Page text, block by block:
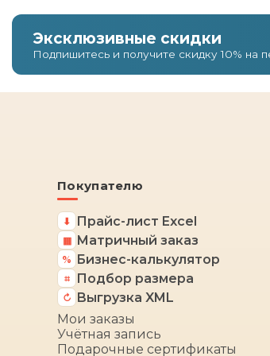
Эксклюзивные скидки
Подпишитесь и получите скидку 10% на
Покупателю
⬇ Прайс-лист Excel
▦ Матричный заказ
% Бизнес-калькулятор
⌗ Подбор размера
↻ Выгрузка XML
Мои заказы
Учётная запись
Подарочные сертификаты